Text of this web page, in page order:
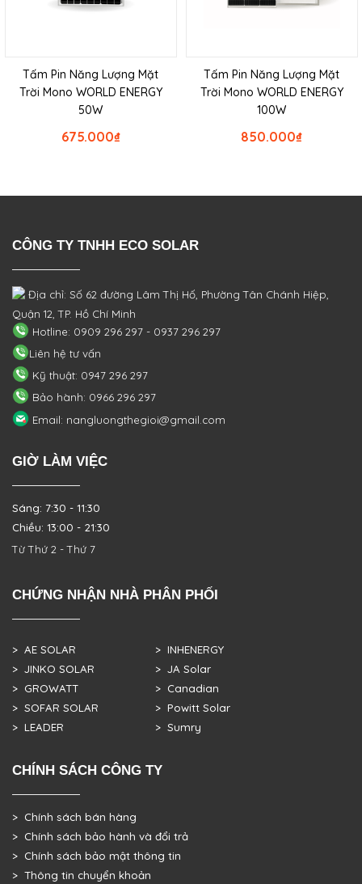
Tấm Pin Năng Lượng Mặt
Trời Mono WORLD ENERGY
50W
₫
675.000
Tấm Pin Năng Lượng Mặt
Trời Mono WORLD ENERGY
100W
₫
850.000
CÔNG TY TNHH ECO SOLAR
Địa chỉ: Số 62 đường Lâm Thị Hố, PhườngTân Chánh Hiệp,
Quận 12, TP. Hồ Chí Minh
Hotline: 0909 296 297 - 0937 296 297
Liên hệ tư vấn
Kỹ thuật: 0947 296 297
Bảo hành: 0966 296 297
Email: nangluongthegioi@gmail.com
GIỜ LÀM VIỆC
Sáng: 7:30 - 11:30
Chiều: 13:00 - 21:30
Từ Thứ 2 - Thứ 7
CHỨNG NHẬN NHÀ PHÂN PHỐI
> AE SOLAR
> JINKO SOLAR
> GROWATT
> SOFAR SOLAR
> LEADER
> INHENERGY
> JA Solar
> Canadian
> Powitt Solar
> Sumry
CHÍNH SÁCH CÔNG TY
> Chính sách bán hàng
> Chính sách bảo hành và đổi trả
> Chính sách bảo mật thông tin
> Thông tin chuyển khoản